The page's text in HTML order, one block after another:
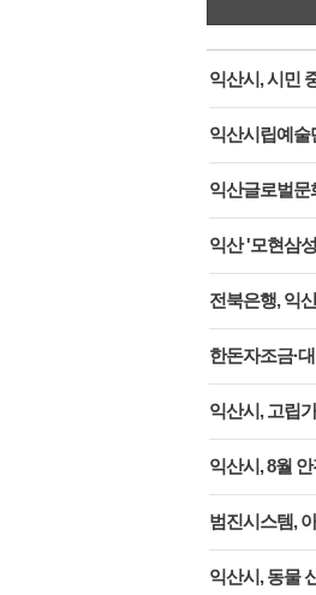
익산시, 시민
익산시립예술
익산글로벌문
익산 '모현삼
전북은행, 익
한돈자조금·
익산시, 고립
익산시, 8월
범진시스템,
익산시, 동물